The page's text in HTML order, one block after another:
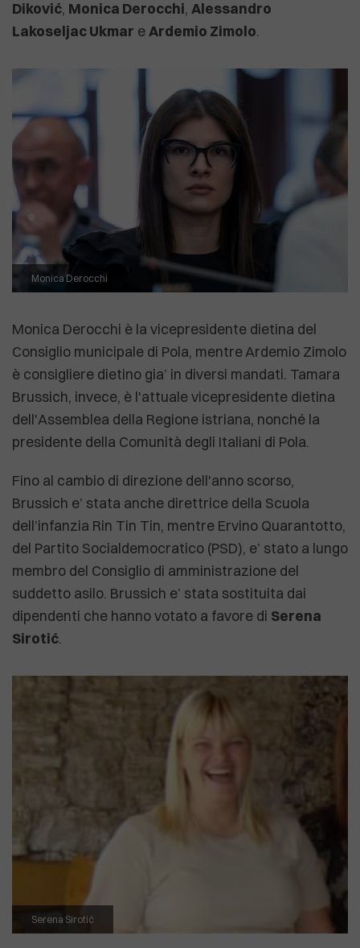
Diković, Monica Derocchi, Alessandro
Lakoseljac Ukmar e Ardemio Zimolo.
Monica Derocchi
Monica Derocchi è la vicepresidente dietina del
Consiglio municipale di Pola, mentre Ardemio Zimolo
è consigliere dietino gia’ in diversi mandati. Tamara
Brussich, invece, è l'attuale vicepresidente dietina
dell'Assemblea della Regione istriana, nonché la
presidente della Comunità degli Italiani di Pola.
Fino al cambio di direzione dell'anno scorso,
Brussich e’ stata anche direttrice della Scuola
dell’infanzia Rin Tin Tin, mentre Ervino Quarantotto,
del Partito Socialdemocratico (PSD), e’ stato a lungo
membro del Consiglio di amministrazione del
suddetto asilo. Brussich e’ stata sostituita dai
dipendenti che hanno votato a favore di Serena
Sirotić.
Serena Sirotić